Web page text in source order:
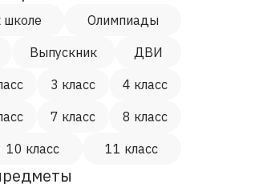
школе
Олимпиады
Выпускник
ДВИ
3 класс
4 класс
7 класс
8 класс
10 класс 11 класс